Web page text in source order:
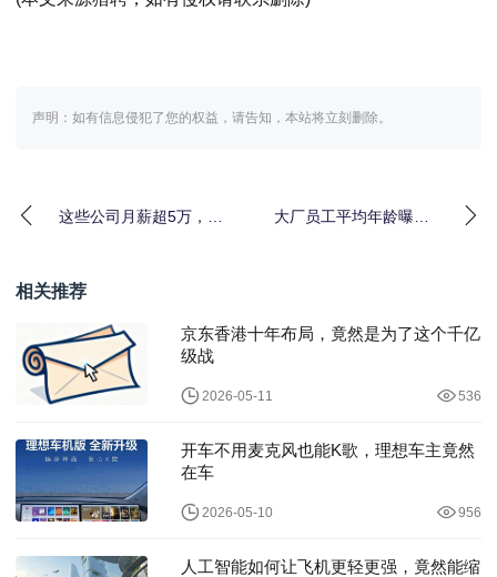
声明：如有信息侵犯了您的权益，请告知，本站将立刻删除。
这些公司月薪超5万，涨
大厂员工平均年龄曝
相关推荐
京东香港十年布局，竟然是为了这个千亿
级战
2026-05-11 536
开车不用麦克风也能K歌，理想车主竟然
在车
2026-05-10 956
人工智能如何让飞机更轻更强，竟然能缩